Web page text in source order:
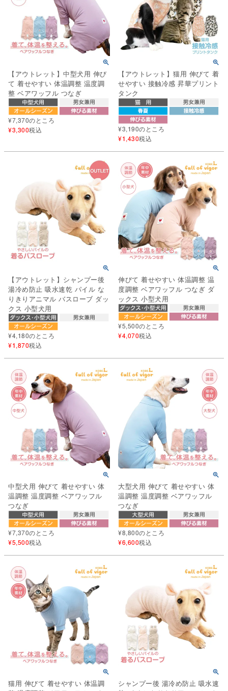
【アウトレット】中型犬用 伸び
て 着せやすい 体温調整 温度調
整 ベアワッフル つなぎ
¥7,370のところ
¥3,300税込
【アウトレット】猫用 伸びて 着
せやすい 接触冷感 昇華プリント
タンク
¥3,190のところ
¥1,430税込
【アウトレット】シャンプー後
湯冷め防止 吸水速乾 パイル な
りきりアニマル バスローブ ダッ
クス 小型犬用
¥4,180のところ
¥1,870税込
伸びて 着せやすい 体温調整 温
度調整 ベアワッフル つなぎ ダ
ックス 小型犬用
¥5,500のところ
¥4,070税込
中型犬用 伸びて 着せやすい 体
温調整 温度調整 ベアワッフル
つなぎ
¥7,370のところ
¥5,500税込
大型犬用 伸びて 着せやすい 体
温調整 温度調整 ベアワッフル
つなぎ
¥8,800のところ
¥6,600税込
猫用 伸びて 着せやすい 体温調
シャンプー後 湯冷め防止 吸水速